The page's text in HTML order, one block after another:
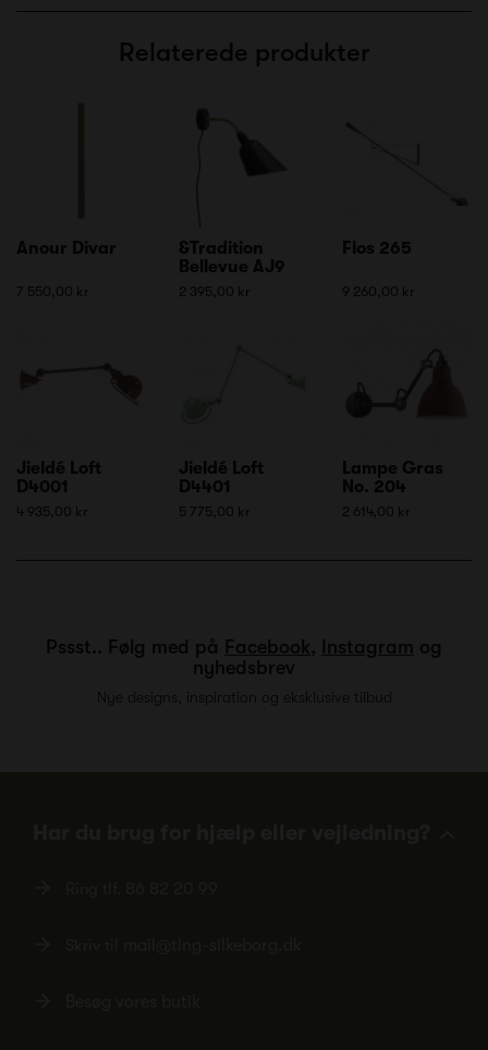
Relaterede produkter
Anour Divar
7 550,00 kr
&Tradition
Bellevue AJ9
2 395,00 kr
Flos 265
9 260,00 kr
Jieldé Loft
D4001
4 935,00 kr
Jieldé Loft
D4401
5 775,00 kr
Lampe Gras
No. 204
2 614,00 kr
Pssst.. Følg med på Facebook, Instagram og
nyhedsbrev
Nye designs, inspiration og eksklusive tilbud